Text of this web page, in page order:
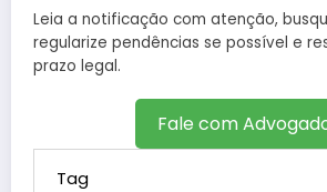
Leia a notificação com atenção,
regularize pendências se possível e
prazo legal.
Fale com
Tag